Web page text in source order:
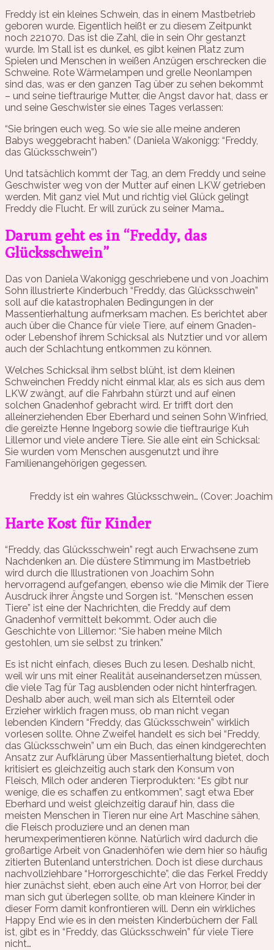
Freddy ist ein kleines Schwein, das in einem Mastbetrieb
geboren wurde. Eigentlich heißt er zu diesem Zeitpunkt
noch 221070. Das ist die Zahl, die in sein Ohr gestanzt
wurde. Im Stall ist es dunkel, es gibt keinen Platz zum
Spielen und Menschen in weißen Anzügen erschrecken die
Schweine. Rote Wärmelampen und grelle Neonlampen
sind das, was er den ganzen Tag über zu sehen bekommt
– und seine tieftraurige Mutter, die Angst davor hat, dass er
und seine Geschwister sie eines Tages verlassen:
“Sie bringen euch weg. So wie sie alle meine anderen
Babys weggebracht haben.” (Daniela Wakonigg: “Freddy,
das Glücksschwein”)
Und tatsächlich kommt der Tag, an dem Freddy und seine
Geschwister weg von der Mutter auf einen LKW getrieben
werden. Mit ganz viel Mut und richtig viel Glück gelingt
Freddy die Flucht. Er will zurück zu seiner Mama…
Darum geht es in “Freddy, das
Glücksschwein”
Das von Daniela Wakonigg geschriebene und von Joachim
Sohn illustrierte Kinderbuch “Freddy, das Glücksschwein”
soll auf die katastrophalen Bedingungen in der
Massentierhaltung aufmerksam machen. Es berichtet aber
auch über die Chance für viele Tiere, auf einem Gnaden-
oder Lebenshof ihrem Schicksal als Nutztier und vor allem
auch der Schlachtung entkommen zu können.
Welches Schicksal ihm selbst blüht, ist dem kleinen
Schweinchen Freddy nicht einmal klar, als es sich aus dem
LKW zwängt, auf die Fahrbahn stürzt und auf einen
solchen Gnadenhof gebracht wird. Er trifft dort den
alleinerziehenden Eber Eberhard und seinen Sohn Winfried,
die gereizte Henne Ingeborg sowie die tieftraurige Kuh
Lillemor und viele andere Tiere. Sie alle eint ein Schicksal:
Sie wurden vom Menschen ausgenutzt und ihre
Familienangehörigen gegessen.
Freddy ist ein wahres Glücksschwein… (Cover:
Harte Kost für Kinder
“Freddy, das Glücksschwein” regt auch Erwachsene zum
Nachdenken an. Die düstere Stimmung im Mastbetrieb
wird durch die Illustrationen von Joachim Sohn
hervorragend aufgefangen, ebenso wie die Mimik der Tiere
Ausdruck ihrer Ängste und Sorgen ist. “Menschen essen
Tiere” ist eine der Nachrichten, die Freddy auf dem
Gnadenhof vermittelt bekommt. Oder auch die
Geschichte von Lillemor: “Sie haben meine Milch
gestohlen, um sie selbst zu trinken.”
Es ist nicht einfach, dieses Buch zu lesen. Deshalb nicht,
weil wir uns mit einer Realität auseinandersetzen müssen,
die viele Tag für Tag ausblenden oder nicht hinterfragen.
Deshalb aber auch, weil man sich als Elternteil oder
Erzieher wirklich fragen muss, ob man nicht vegan
lebenden Kindern “Freddy, das Glücksschwein” wirklich
vorlesen sollte. Ohne Zweifel handelt es sich bei “Freddy,
das Glücksschwein” um ein Buch, das einen kindgerechten
Ansatz zur Aufklärung über Massentierhaltung bietet, doch
kritisiert es gleichzeitig auch stark den Konsum von
Fleisch, Milch oder anderen Tierprodukten: “Es gibt nur
wenige, die es schaffen zu entkommen”, sagt etwa Eber
Eberhard und weist gleichzeitig darauf hin, dass die
meisten Menschen in Tieren nur eine Art Maschine sähen,
die Fleisch produziere und an denen man
herumexperimentieren könne. Natürlich wird dadurch die
großartige Arbeit von Gnadenhöfen wie dem hier so häufig
zitierten Butenland unterstrichen. Doch ist diese durchaus
nachvollziehbare “Horrorgeschichte”, die das Ferkel Freddy
hier zunächst sieht, eben auch eine Art von Horror, bei der
man sich gut überlegen sollte, ob man kleinere Kinder in
dieser Form damit konfrontieren will. Denn ein wirkliches
Happy End wie es in den meisten Kinderbüchern der Fall
ist, gibt es in “Freddy, das Glücksschwein” für viele Tiere
nicht…